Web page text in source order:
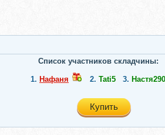
Список участников складчины:
1. Нафаня 2. Tati5 3.
Купить